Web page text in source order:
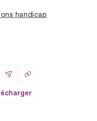
handicap
X sur LinkedIn
Partager par Email
Copier le lien